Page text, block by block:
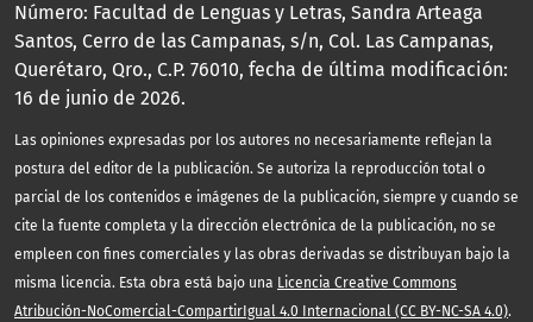
Número: Facultad de Lenguas y Letras, Sandra Arteaga
Santos, Cerro de las Campanas, s/n, Col. Las Campanas,
Querétaro, Qro., C.P. 76010, fecha de última modificación:
16 de junio de 2026.
Las opiniones expresadas por los autores no necesariamente reflejan la
postura del editor de la publicación. Se autoriza la reproducción total o
parcial de los contenidos e imágenes de la publicación, siempre y cuando se
cite la fuente completa y la dirección electrónica de la publicación, no se
empleen con fines comerciales y las obras derivadas se distribuyan bajo la
misma licencia. Esta obra está bajo una Licencia Creative Commons
Atribución-NoComercial-CompartirIgual 4.0 Internacional (CC BY-NC-SA 4.0).